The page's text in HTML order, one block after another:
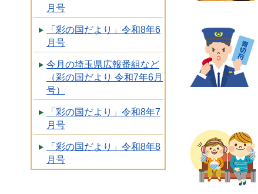
月号
「彩の国だより」令和8年6
月号
今月の埼玉県広報番組など
（彩の国だより 令和7年6月
号）
「彩の国だより」令和8年7
月号
「彩の国だより」令和8年8
月号